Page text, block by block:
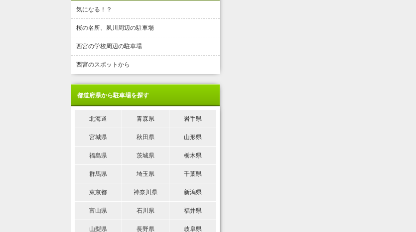
気になる！？
桜の名所、夙川周辺の駐車場
西宮の学校周辺の駐車場
西宮のスポットから
都道府県から駐車場を探す
北海道 青森県 岩手県
宮城県 秋田県 山形県
福島県 茨城県 栃木県
群馬県 埼玉県 千葉県
東京都 神奈川県 新潟県
富山県 石川県 福井県
山梨県 長野県 岐阜県